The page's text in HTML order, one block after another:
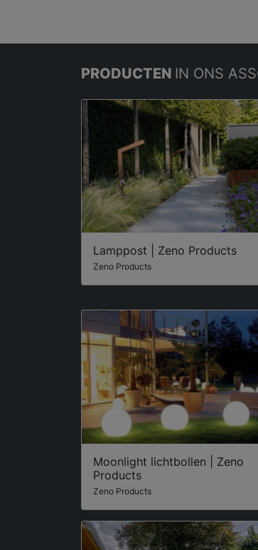
PRODUCTEN IN ONS
Lamppost | Zeno Products
Zeno Products
Moonlight lichtbollen | Zeno
Products
Zeno Products